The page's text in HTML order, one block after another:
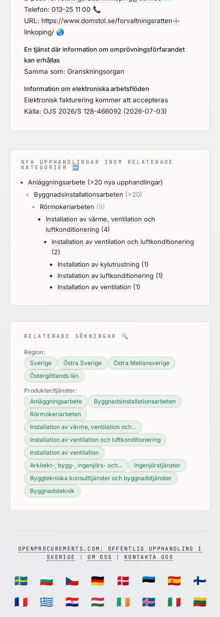
Telefon: 013-25 11 00 📞
URL: https://www.domstol.se/forvaltningsratten-i-
linkoping/ 🌏
En tjänst där information om omprövningsförfarandet
kan erhållas
Samma som: Granskningsorgan
Information om elektroniska arbetsflöden
Elektronisk fakturering kommer att accepteras
Källa: OJS 2026/S 128-466092 (2026-07-03)
NYA UPPHANDLINGAR INOM RELATERADE
KATEGORIER 🆕
Anläggningsarbete (>20 nya upphandlingar)
Byggnadsinstallationsarbeten (>20)
Rörmokeriarbeten (9)
Installation av värme, ventilation och
luftkonditionering (4)
Installation av ventilation och luftkonditionering
(2)
Installation av kylutrustning (1)
Installation av luftkonditionering (1)
Installation av ventilation (1)
RELATERADE SÖKNINGAR 🔍
Region:
Sverige
Östra Sverige
Östra Mellansverige
Östergötlands län
Produkter/tjänster:
Anläggningsarbete
Byggnadsinstallationsarbeten
Rörmokeriarbeten
Installation av värme, ventilation och...
Installation av ventilation och luftkonditionering
Installation av ventilation
Arkitekt-, bygg-, ingenjörs- och...
Ingenjörstjänster
Byggtekniska konsulttjänster och byggnadstjänster
Byggnadsteknik
OPENPROCUREMENTS.COM: OFFENTLIG UPPHANDLING I
SVERIGE
OM OSS KONTAKTA OSS
🇸🇪 🇧🇬 🇨🇿 🇩🇪 🇩🇰 🇪🇪 🇪🇸
🇫🇮
🇫🇷
🇬🇷 🇭🇷 🇭🇺 🇮🇪 🇮🇸 🇮🇹 🇱🇹